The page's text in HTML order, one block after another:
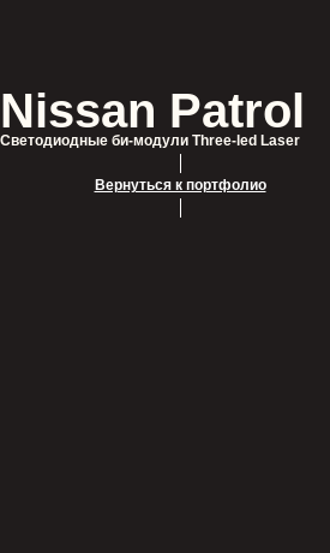
Nissan Patrol
Светодиодные би-модули Three-led Laser
Вернуться к портфолио